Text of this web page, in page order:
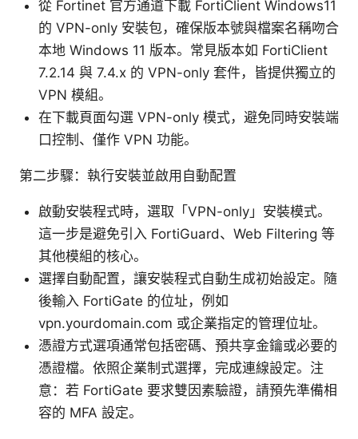
從 Fortinet 官方通道下載 FortiClient Windows11
的 VPN-only 安裝包，確保版本號與檔案名稱吻合
本地 Windows 11 版本。常見版本如 FortiClient
7.2.14 與 7.4.x 的 VPN-only 套件，皆提供獨立的
VPN 模組。
在下載頁面勾選 VPN-only 模式，避免同時安裝端
口控制、僅作 VPN 功能。
第二步驟：執行安裝並啟用自動配置
啟動安裝程式時，選取「VPN-only」安裝模式。
這一步是避免引入 FortiGuard、Web Filtering 等
其他模組的核心。
選擇自動配置，讓安裝程式自動生成初始設定。隨
後輸入 FortiGate 的位址，例如
vpn.yourdomain.com 或企業指定的管理位址。
憑證方式選項通常包括密碼、預共享金鑰或必要的
憑證檔。依照企業制式選擇，完成連線設定。注
意：若 FortiGate 要求雙因素驗證，請預先準備相
容的 MFA 設定。